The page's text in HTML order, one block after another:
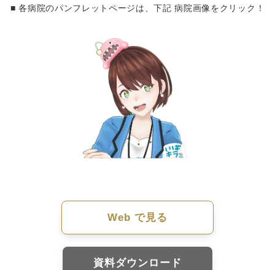
■ 各病院のパンフレットページは、下記 病院画像をクリック！
Web で見る
資料ダウンロード